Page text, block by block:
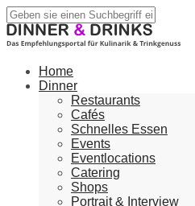
Home
Dinner
Restaurants
Cafés
Schnelles Essen
Events
Eventlocations
Catering
Shops
Portrait & Interview